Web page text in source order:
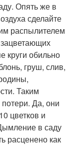
Опять же в
сделайте
распылителем
круги обильно
груш, слив,
Таким
Да, они
цветков и
в саду
расценено как